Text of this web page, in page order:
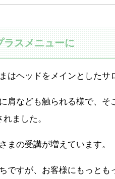
ラスメニューに
はヘッドをメインとしたサ
肩なども触られる様で、
ました。
まの受講が増えています。
ですが、お客様にもっと